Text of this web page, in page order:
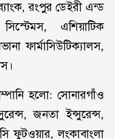
রংপুর ডেইরী এন্ড
এশিয়াটিক
ফার্মাসিউটিক্যালস,
হলো: সোনারগাঁও
জনতা ইন্সুরেন্স,
ফুটওয়ার, লংকাবাংলা